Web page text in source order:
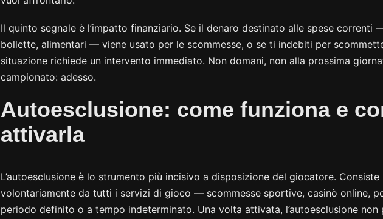
Il quinto segnale è l’impatto finanziario. Se il denaro destinato alle spese correnti
bollette, alimentari — viene usato per le scommesse, o se ti indebiti per
situazione richiede un intervento immediato. Non domani, non alla prossima
campionato: adesso.
Autoesclusione: come funziona e
attivarla
L’autoesclusione è lo strumento più incisivo a disposizione del giocatore. Consiste
volontariamente da tutti i servizi di gioco — scommesse sportive, casinò online,
periodo definito o a tempo indeterminato. Una volta attivata, l’autoesclusione non